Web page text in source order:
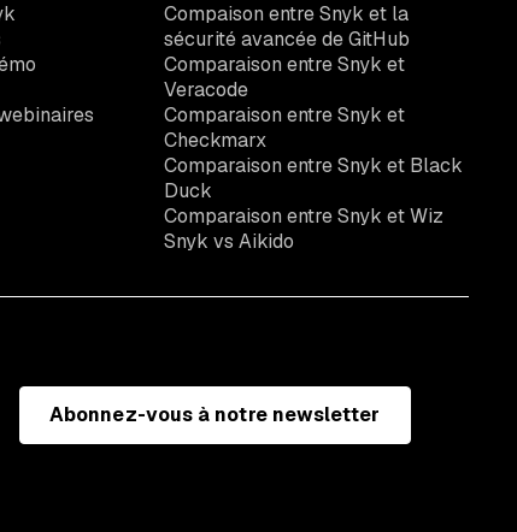
Compaison entre Snyk et la
sécurité avancée de GitHub
Comparaison entre Snyk et
Veracode
Comparaison entre Snyk et
Checkmarx
Comparaison entre Snyk et Black
Duck
Comparaison entre Snyk et Wiz
Snyk vs Aikido
Abonnez-vous à notre newsletter